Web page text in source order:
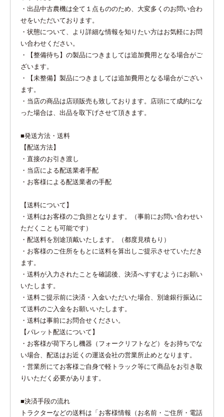
・出品中古農機は全て１点もののため、大変多くのお問い合わ
せをいただいております。
・状態について、より詳細な情報を知りたい方はお気軽にお問
い合わせください。
・【整備待ち】の製品につきましては追加費用となる場合がご
ざいます。
・【未整備】製品につきましては追加費用となる場合がござい
ます。
・当店の商品は店頭販売も致しております。店頭にて成約にな
った場合は、出品を取下げさせて頂きます。
■発送方法・送料
【配送方法】
・直接のお引き渡し
・当店による配送業者手配
・お客様による配送業者の手配
【送料について】
・送料はお客様のご負担となります。（事前にお問い合わせい
ただくことも可能です）
・配送料を別途頂戴いたします。（都度見積もり）
・お客様のご住所をもとに送料を算出しご提示させていただき
ます。
・送料が入力されたことを確認後、決済へすすむようにお願い
いたします。
・送料ご提示前に決済・入金いただいた場合、別途銀行振込に
て送料のご入金をお願いいたします。
・送料は事前にお問合せください。
【パレット配送について】
・お客様が荷下ろし機器（フォークリフトなど）をお持ちでな
い場合、配送はお近くの運送会社の営業所止めとなります。
・営業所にてお客様ご自身で軽トラック等にて商品をお引き取
りいただく必要があります。
■決済手段の流れ
トラクターなどの送料は「お客様情報（お名前・ご住所・電話